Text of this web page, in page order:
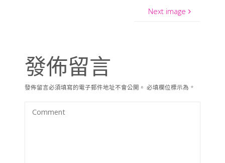
Next image
發佈留言
發佈留言必須填寫的電子郵件地址不會公開。 必填欄位標示為 *